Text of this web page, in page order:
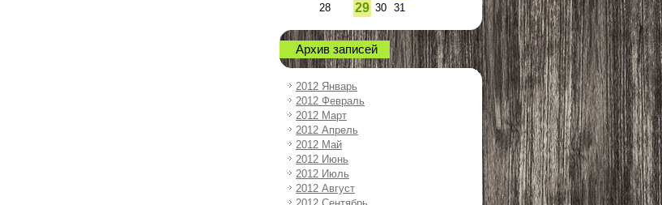
28
29 30 31
Архив записей
2012 Январь
2012 Февраль
2012 Март
2012 Апрель
2012 Май
2012 Июнь
2012 Июль
2012 Август